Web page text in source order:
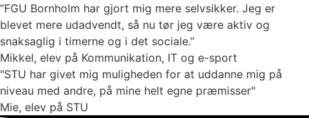
”FGU Bornholm har gjort mig mere selvsikker. Jeg er
blevet mere udadvendt, så nu tør jeg være aktiv og
snaksaglig i timerne og i det sociale.”
Mikkel, elev på Kommunikation, IT og e-sport
"STU har givet mig muligheden for at uddanne mig på
niveau med andre, på mine helt egne præmisser"
Mie, elev på STU